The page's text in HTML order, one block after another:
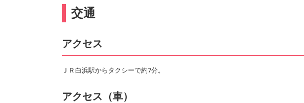
交通
アクセス
ＪＲ白浜駅からタクシーで約7分。
アクセス（車）